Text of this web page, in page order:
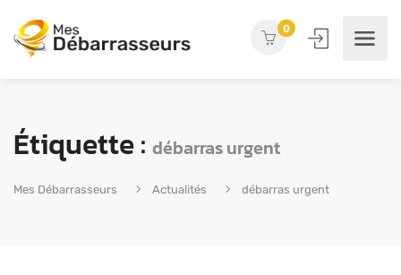
0
Étiquette : débarras urgent
Mes Débarrasseurs Actualités débarras urgent